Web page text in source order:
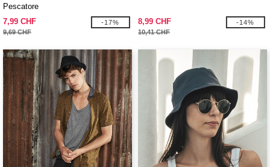
Pescatore
7,99 CHF
9,69 CHF
-17% 8,99 CHF
10,41 CHF
-14%